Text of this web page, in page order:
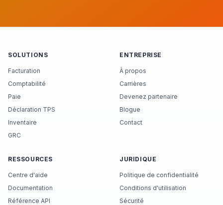
SOLUTIONS
Facturation
Comptabilité
Paie
Déclaration TPS
Inventaire
GRC
ENTREPRISE
À propos
Carrières
Devenez partenaire
Blogue
Contact
RESSOURCES
Centre d'aide
Documentation
Référence API
JURIDIQUE
Politique de confidentialité
Conditions d'utilisation
Sécurité